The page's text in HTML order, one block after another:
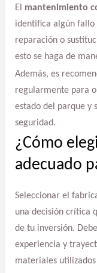
El mantenimiento
identifica algún
reparación o
esto se haga de
Además, es
regularmente para
estado del parque y
seguridad.
¿Cómo
adecuado
Seleccionar el
una decisión crítica
de tu inversión.
experiencia y
materiales